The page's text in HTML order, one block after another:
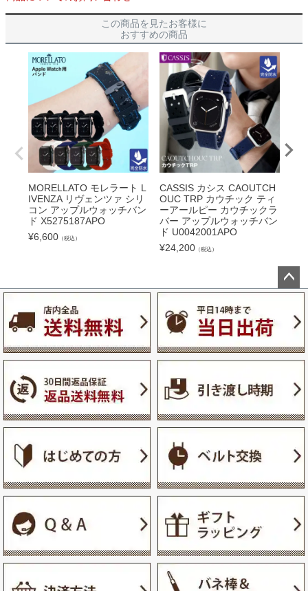
この商品を見たお客様に
おすすめの商品
MORELLATO モレラート L
IVENZA リヴェンツァ シリ
コン アップルウォッチバン
ド X5275187APO
¥6,600 （税込）
CASSIS カシス CAOUTCH
OUC TRP カウチック ティ
ーアールピー カウチックラ
バー アップルウォッチバン
ド U0042001APO
¥24,200 （税込）
ペー
ップ